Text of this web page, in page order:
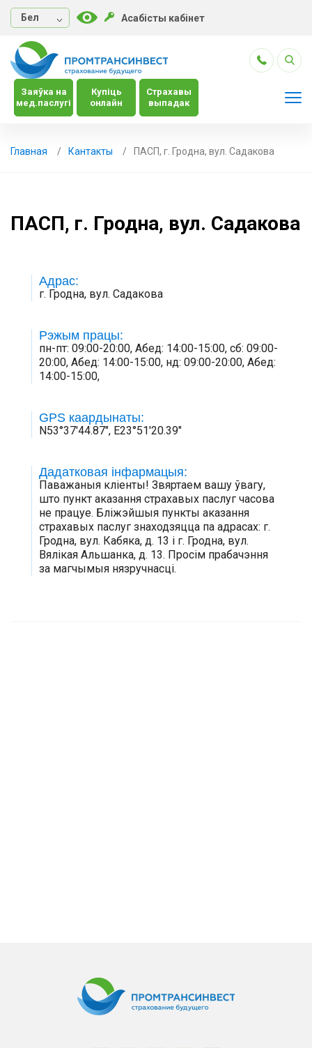
Бел Асабісты кабінет
Заяўка на
мед.паслугі
Купіць
онлайн
Страхавы
выпадак
Главная Кантакты ПАСП, г. Гродна, вул. Садакова
ПАСП, г. Гродна, вул. Садакова
Адрас:
г. Гродна, вул. Садакова
Рэжым працы:
пн-пт: 09:00-20:00, Абед: 14:00-15:00, сб: 09:00-
20:00, Абед: 14:00-15:00, нд: 09:00-20:00, Абед:
14:00-15:00,
GPS каардынаты:
N53°37'44.87", E23°51'20.39"
Дадатковая інфармацыя:
Паважаныя кліенты! Звяртаем вашу ўвагу,
што пункт аказання страхавых паслуг часова
не працуе. Бліжэйшыя пункты аказання
страхавых паслуг знаходзяцца па адрасах: г.
Гродна, вул. Кабяка, д. 13 і г. Гродна, вул.
Вялікая Альшанка, д. 13. Просім прабачэння
за магчымыя нязручнасці.